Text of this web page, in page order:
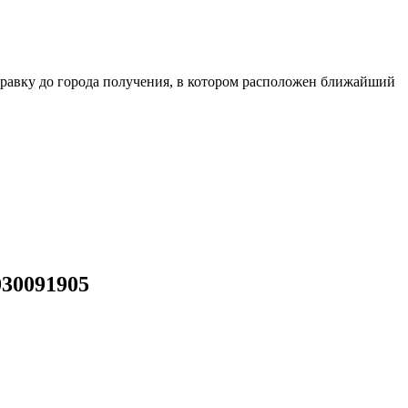
до города получения, в котором расположен ближайший